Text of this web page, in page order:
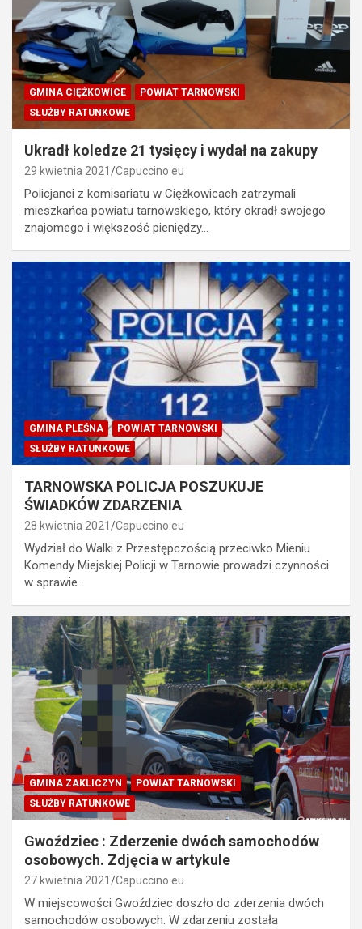
GMINA CIĘŻKOWICE
POWIAT TARNOWSKI
SŁUŻBY RATUNKOWE
Ukradł koledze 21 tysięcy i wydał na zakupy
29 kwietnia 2021 Capuccino.eu
Policjanci z komisariatu w Ciężkowicach zatrzymali
mieszkańca powiatu tarnowskiego, który okradł swojego
znajomego i większość pieniędzy…
GMINA PLEŚNA
POWIAT TARNOWSKI
SŁUŻBY RATUNKOWE
TARNOWSKA POLICJA POSZUKUJE
ŚWIADKÓW ZDARZENIA
28 kwietnia 2021 Capuccino.eu
Wydział do Walki z Przestępczością przeciwko Mieniu
Komendy Miejskiej Policji w Tarnowie prowadzi czynności
w sprawie…
GMINA ZAKLICZYN
POWIAT TARNOWSKI
SŁUŻBY RATUNKOWE
Gwoździec : Zderzenie dwóch samochodów
osobowych. Zdjęcia w artykule
27 kwietnia 2021 Capuccino.eu
W miejscowości Gwoździec doszło do zderzenia dwóch
samochodów osobowych. W zdarzeniu została